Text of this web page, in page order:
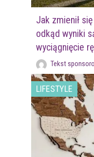
Jak zmienił
odkąd wyniki
wyciągnięcie
Tekst
LIFESTYLE